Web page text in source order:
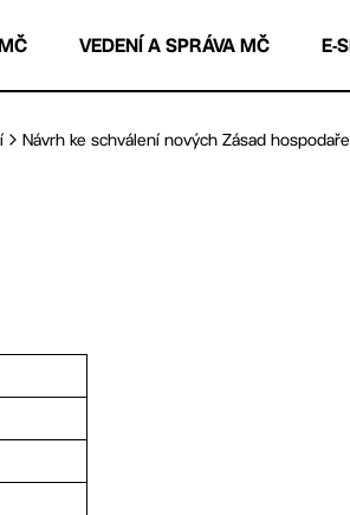
VEDENÍ A SPRÁVA MČ E-
Návrh ke schválení nových Zásad